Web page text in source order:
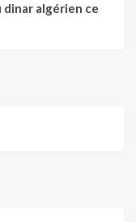
dinar algérien ce